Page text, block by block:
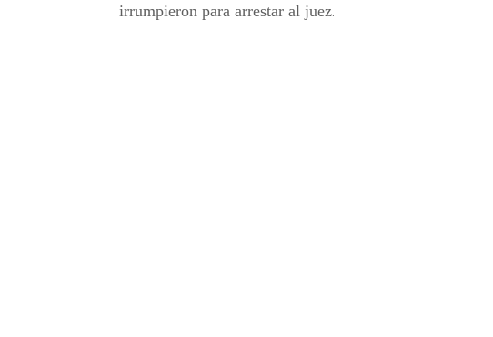
irrumpieron para arrestar al juez.